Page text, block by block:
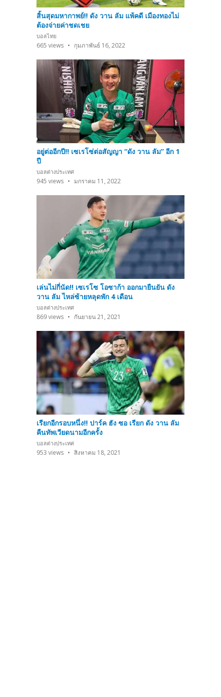
สิ้นสุดมหากาพย์!! ดัง วาน ลัม แพ้คดี เมืองทองไม่
ต้องจ่ายค่าชดเชย
บอลไทย
665 views กุมภาพันธ์ 16, 2022
อยู่ต่ออีกปี!! เซเรโซ่ต่อสัญญา “ดัง วาน ลัม” อีก 1
ปี
บอลต่างประเทศ
945 views มกราคม 11, 2022
เล่นไม่กี่นัด!! เซเรโซ โอซาก้า ออกมายืนยัน ดัง
วาน ลัม ไหล่ซ้ายหลุดพัก 4 เดือน
บอลต่างประเทศ
869views กันยายน 21, 2021
เรียกอีกรอบหนึ่ง!! ปาร์ค ฮัง ซอ เรียก ดัง วาน ลัม
คืนทัพเวียดนามอีกครั้ง
บอลต่างประเทศ
953 views สิงหาคม 18, 2021